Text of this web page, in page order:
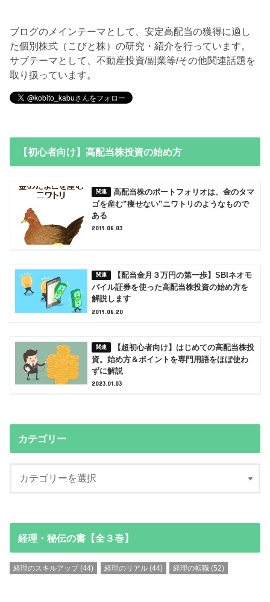
ブログのメインテーマとして、安定高配当の獲得に適し
た個別株式（こびと株）の研究・紹介を行っています。
サブテーマとして、不動産投資/副業等/その他関連話題を
取り扱っています。
【初心者向け】高配当株投資の始め方
高配当株のポートフォリオは、金のタマ
ゴを産む”痩せない”ニワトリのようなもので
ある
2019.08.03
【配当金月３万円の第一歩】SBIネオモ
バイル証券を使った高配当株投資の始め方を
解説します
2019.08.20
【超初心者向け】はじめての高配当株投
資。始め方＆ポイントを専門用語をほぼ使わ
ずに解説
2023.01.03
カテゴリー
経理・秘伝の書【全３巻】
経理のスキルアップ (44) 経理のリアル(44) 経理の転職(52)